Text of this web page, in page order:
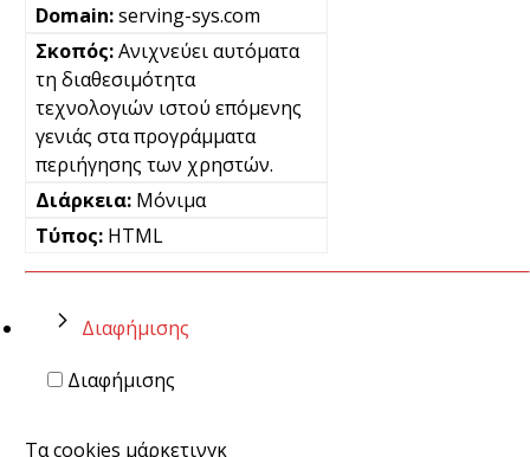
serving-sys.com
Ανιχνεύει αυτόματα
τη διαθεσιμότητα
τεχνολογιών ιστού επόμενης
γενιάς στα προγράμματα
περιήγησης των χρηστών.
Μόνιμα
HTML
Διαφήμισης
Διαφήμισης
Τα cookies μάρκετινγκ